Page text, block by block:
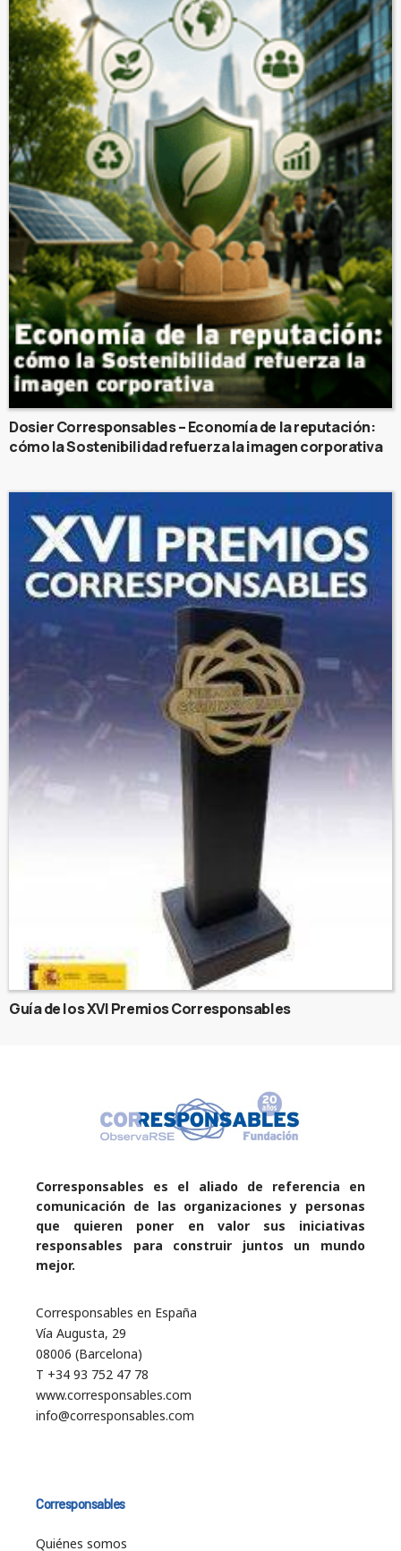
Dosier Corresponsables – Economía de la reputación:
cómo la Sostenibilidad refuerza la imagen corporativa
Guía de los XVI Premios Corresponsables
Corresponsables es el aliado de referencia en
comunicación de las organizaciones y personas
que quieren poner en valor sus iniciativas
responsables para construir juntos un mundo
mejor.
Corresponsables en España
Vía Augusta, 29
08006 (Barcelona)
T +34 93 752 47 78
www.corresponsables.com
info@corresponsables.com
Corresponsables
Quiénes somos